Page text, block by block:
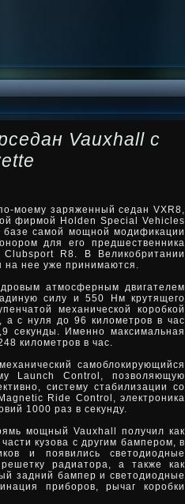
Vauxhall с
моему заряженный седан VXR8,
фирмой Holden Special Vehicles
самой мощной модификации
для его предшественника
R8. В Великобритании
на нее уже принимаются.
атмосферным двигателем
силу и 550 Нм крутящего
механической коробкой
а с нуля до 96 километров в час
секунды. Именно максимальная
километров в час.
самоблокирующийся
Launch Control, позволяющую
систему стабилизации со
Ride Control, электроника
1000 раз в секунду.
мощный Vauxhall получил как
кузова с другим бампером, в
и появились светодиодные
радиатора, а также как
задний бампер и светодиодные
приборов, рычаг коробки